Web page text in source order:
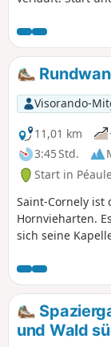
Visorando-
11,01 km
3:45 Std.
Start in
Saint-Cornely ist
Hornvieharten.
sich seine
befindet. Aber
die über das
führt, werden
haben, als Kühe
zählen. Halten
und Wald